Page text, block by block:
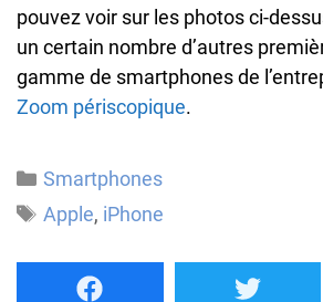
pouvez voir sur les photos ci-
un certain nombre d’autres
gamme de smartphones de
Zoom périscopique.
Catégories
Smartphones
Étiquettes
Apple, iPhone